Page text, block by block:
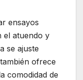
ensayos
el atuendo y
se ajuste
ofrece
comodidad de